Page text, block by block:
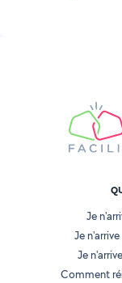
Je
Je
Je
Comment